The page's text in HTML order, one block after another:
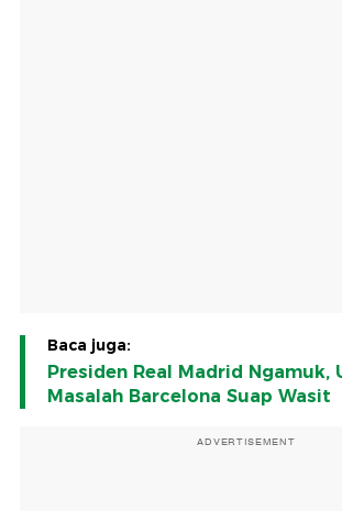
Baca juga:
Presiden Real Madrid Ngamuk,
Masalah Barcelona Suap Wasit
ADVERTISEMENT